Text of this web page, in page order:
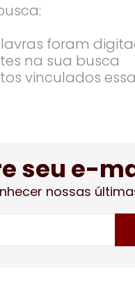
foram
na sua busca
vinculados
seu e-
nossas